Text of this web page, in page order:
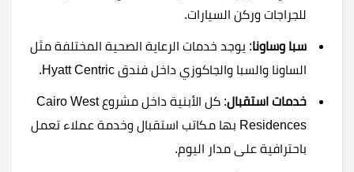
للجراجات وركن السيارات.
سبا وساونا: يوجد خدمات الرعاية الصحية المختلفة مثل
الساونا والسبا والجاكوزي داخل فندق Hyatt Centric.
خدمات استقبال
: كل الأبنية داخل مشروع Cairo West
Residences بها مكاتب استقبال وخدمة عملاء تعمل
باحترافية على مدار اليوم.